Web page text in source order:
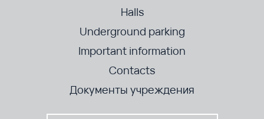
Halls
Underground parking
Important information
Contacts
Документы учреждения